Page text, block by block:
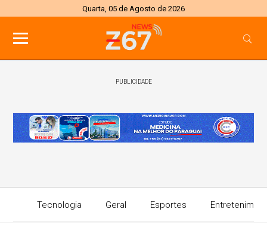
Quarta, 05 de Agosto de 2026
PUBLICIDADE
Tecnologia Geral Esportes